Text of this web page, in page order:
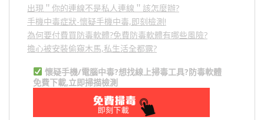
出現＂你的連線不是私人連線＂該怎麼辦?
手機中毒症狀-懷疑手機中毒,即刻檢測!
為何要付費買防毒軟體?免費防毒軟體有哪些風險?
擔心被安裝偷窺木馬,私生活全都露?
懷疑手機/電腦中毒?想找線上掃毒工具?防毒軟體
免費下載,立即掃描檢測